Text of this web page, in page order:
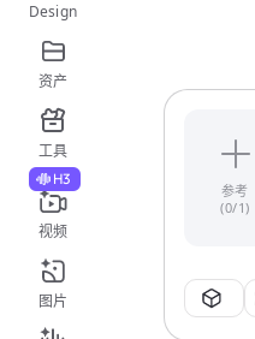
Design
资产
工具
视频
H3
图片
参考
(0/1)